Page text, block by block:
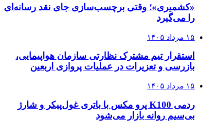
«کشمیری»؛ وقتی برچسب‌سازی جای نقد رسانه‌ای
را می‌گیرد
۱۵ مرداد ۱۴۰۵
استقرار تیم مشترک نظارتی سازمان هواپیمایی،
بازرسی و تعزیرات در عملیات پروازی اربعین
۱۵ مرداد ۱۴۰۵
ردمی K100 پرو مکس با باتری غول‌پیکر و شارژ
بی‌سیم روانه بازار می‌شود